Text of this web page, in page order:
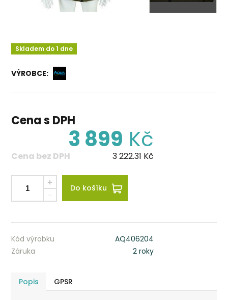
Skladem do 1 dne
VÝROBCE:
Cena s DPH
3 899 Kč
Cena bez DPH 3 222.31 Kč
Do košíku
Kód výrobku
AQ406204
Záruka
2 roky
Popis GPSR